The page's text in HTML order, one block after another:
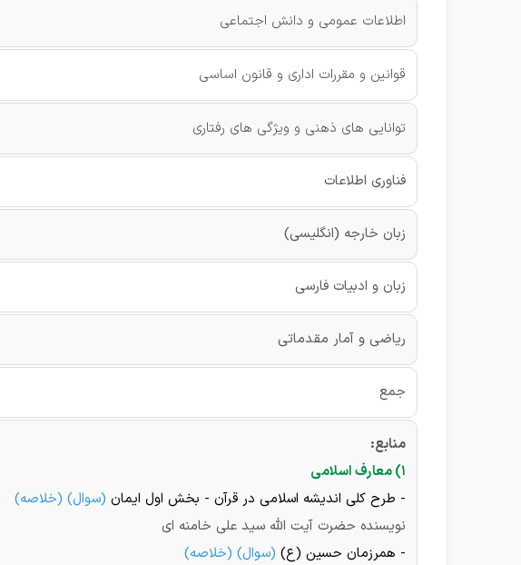
اطلاعات عمومی و دانش اجتماعی
قوانین و مقررات اداری و قانون اساسی
توانایی های ذهنی و ویژگی های رفتاری
فناوری اطلاعات
زبان خارجه (انگلیسی)
زبان و ادبیات فارسی
ریاضی و آمار مقدماتی
جمع
منابع:
۱) معارف اسلامی
- طرح کلی اندیشه اسلامی در قرآن - بخش اول ایمان (سوال) (خلاصه)
نویسنده حضرت آیت الله سید علی خامنه ای
- همرزمان حسین (ع) (سوال) (خلاصه)